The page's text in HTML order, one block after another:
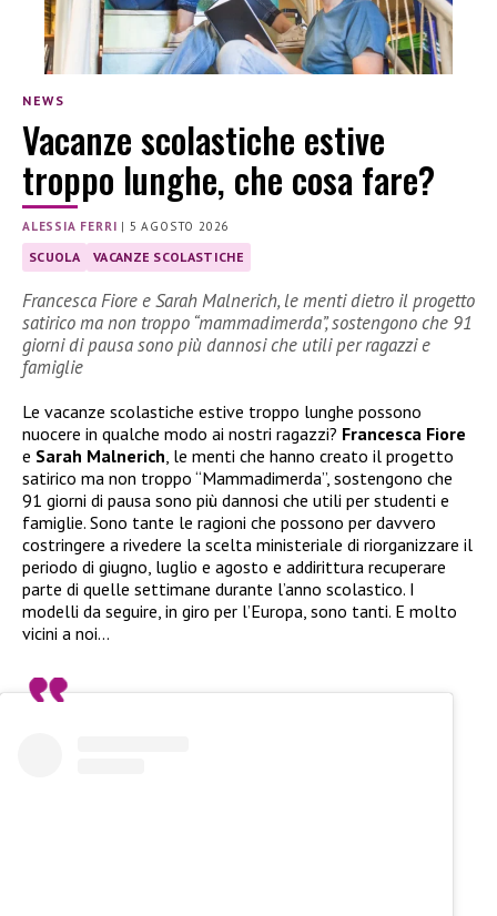
NEWS
Vacanze scolastiche estive
troppo lunghe, che cosa fare?
ALESSIA FERRI | 5 AGOSTO 2026
SCUOLA VACANZE SCOLASTICHE
Francesca Fiore e Sarah Malnerich, le menti dietro il progetto
satirico ma non troppo “mammadimerda”, sostengono che 91
giorni di pausa sono più dannosi che utili per ragazzi e
famiglie
Le vacanze scolastiche estive troppo lunghe possono
nuocere in qualche modo ai nostri ragazzi? Francesca Fiore
e Sarah Malnerich, le menti che hanno creato il progetto
satirico ma non troppo “Mammadimerda”, sostengono che
91 giorni di pausa sono più dannosi che utili per studenti e
famiglie. Sono tante le ragioni che possono per davvero
costringere a rivedere la scelta ministeriale di riorganizzare il
periodo di giugno, luglio e agosto e addirittura recuperare
parte di quelle settimane durante l’anno scolastico. I
modelli da seguire, in giro per l’Europa, sono tanti. E molto
vicini a noi…